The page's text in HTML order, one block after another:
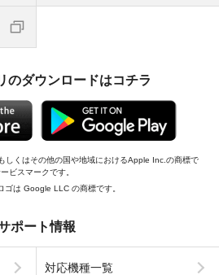
のダウンロードはコチラ
しくはその他の国や地域におけるApple Inc.の商標で
ビスマークです。
は Google LLC の商標です。
ポート情報
対応機種一覧